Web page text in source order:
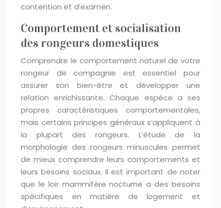
contention et d’examen.
Comportement et socialisation
des rongeurs domestiques
Comprendre le comportement naturel de votre
rongeur de compagnie est essentiel pour
assurer son bien-être et développer une
relation enrichissante. Chaque espèce a ses
propres caractéristiques comportementales,
mais certains principes généraux s’appliquent à
la plupart des rongeurs. L’étude de la
morphologie des rongeurs minuscules permet
de mieux comprendre leurs comportements et
leurs besoins sociaux. Il est important de noter
que le loir mammifère nocturne a des besoins
spécifiques en matière de logement et